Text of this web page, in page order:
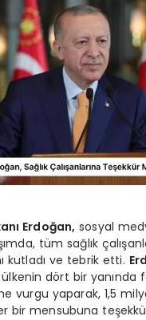
Erdoğan, sosyal
tüm sağlık
kutladı ve tebrik etti.
ülkenin dört bir yanında
vurgu yaparak, 1,5
bir mensubuna